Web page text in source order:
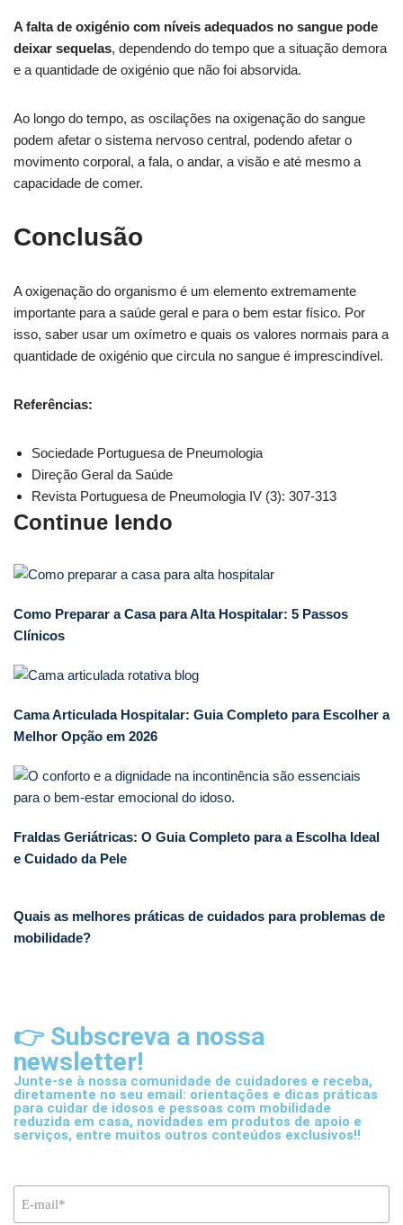
A falta de oxigénio com níveis adequados no sangue pode
deixar sequelas, dependendo do tempo que a situação demora
e a quantidade de oxigénio que não foi absorvida.
Ao longo do tempo, as oscilações na oxigenação do sangue
podem afetar o sistema nervoso central, podendo afetar o
movimento corporal, a fala, o andar, a visão e até mesmo a
capacidade de comer.
Conclusão
A oxigenação do organismo é um elemento extremamente
importante para a saúde geral e para o bem estar físico. Por
isso, saber usar um oxímetro e quais os valores normais para a
quantidade de oxigénio que circula no sangue é imprescindível.
Referências:
Sociedade Portuguesa de Pneumologia
Direção Geral da Saúde
Revista Portuguesa de Pneumologia IV (3): 307-313
Continue lendo
Como Preparar a Casa para Alta Hospitalar: 5 Passos
Clínicos
Cama Articulada Hospitalar: Guia Completo para Escolher a
Melhor Opção em 2026
Fraldas Geriátricas: O Guia Completo para a Escolha Ideal
e Cuidado da Pele
Quais as melhores práticas de cuidados para problemas de
mobilidade?
👉 Subscreva a nossa
newsletter!
Junte-se à nossa comunidade de cuidadores e receba,
diretamente no seu email: orientações e dicas práticas
para cuidar de idosos e pessoas com mobilidade
reduzida em casa, novidades em produtos de apoio e
serviços, entre muitos outros conteúdos exclusivos!!